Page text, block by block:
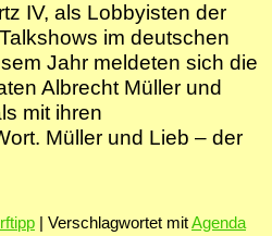
IV, als Lobbyisten der
im deutschen
Jahr meldeten sich die
Albrecht Müller und
mit ihren
Müller und Lieb – der
Verschlagwortet mitAgenda